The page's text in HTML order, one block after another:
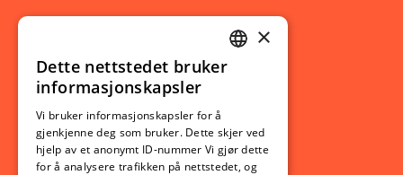
Ny student
Utveksling
Opptak
Lov- og regelverk
NORWEGIAN
×
Dette nettstedet bruker
informasjonskapsler
Vi bruker informasjonskapsler for å
gjenkjenne deg som bruker. Dette skjer ved
hjelp av et anonymt ID-nummer Vi gjør dette
for å analysere trafikken på nettstedet, og